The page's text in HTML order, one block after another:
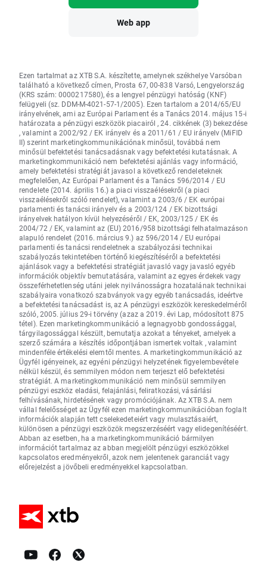
Web app
Ezen tartalmat az XTB S.A. készítette, amelynek székhelye Varsóban
található a következő címen, Prosta 67, 00-838 Varsó, Lengyelország
(KRS szám: 0000217580), és a lengyel pénzügyi hatóság (KNF)
felügyeli (sz. DDM-M-4021-57-1/2005). Ezen tartalom a 2014/65/EU
irányelvének, ami az Európai Parlament és a Tanács 2014. május 15-i
határozata a pénzügyi eszközök piacairól , 24. cikkének (3) bekezdése
, valamint a 2002/92 / EK irányelv és a 2011/61 / EU irányelv (MiFID
II) szerint marketingkommunikációnak minősül, továbbá nem
minősül befektetési tanácsadásnak vagy befektetési kutatásnak. A
marketingkommunikáció nem befektetési ajánlás vagy információ,
amely befektetési stratégiát javasol a következő rendeleteknek
megfelelően, Az Európai Parlament és a Tanács 596/2014 / EU
rendelete (2014. április 16.) a piaci visszaélésekről (a piaci
visszaélésekről szóló rendelet), valamint a 2003/6 / EK európai
parlamenti és tanácsi irányelv és a 2003/124 / EK bizottsági
irányelvek hatályon kívül helyezéséről / EK, 2003/125 / EK és
2004/72 / EK, valamint az (EU) 2016/958 bizottsági felhatalmazáson
alapuló rendelet (2016. március 9.) az 596/2014 / EU európai
parlamenti és tanácsi rendeletnek a szabályozási technikai
szabályozás tekintetében történő kiegészítéséről a befektetési
ajánlások vagy a befektetési stratégiát javasló vagy javasló egyéb
információk objektív bemutatására, valamint az egyes érdekek vagy
összeférhetetlenség utáni jelek nyilvánosságra hozatalának technikai
szabályaira vonatkozó szabványok vagy egyéb tanácsadás, ideértve
a befektetési tanácsadást is, az A pénzügyi eszközök kereskedelméről
szóló, 2005. július 29-i törvény (azaz a 2019. évi Lap, módosított 875
tétel). Ezen marketingkommunikáció a legnagyobb gondossággal,
tárgyilagossággal készült, bemutatja azokat a tényeket, amelyek a
szerző számára a készítés időpontjában ismertek voltak , valamint
mindenféle értékelési elemtől mentes. A marketingkommunikáció az
Ügyfél igényeinek, az egyéni pénzügyi helyzetének figyelembevétele
nélkül készül, és semmilyen módon nem terjeszt elő befektetési
stratégiát. A marketingkommunikáció nem minősül semmilyen
pénzügyi eszköz eladási, felajánlási, feliratkozási, vásárlási
felhívásának, hirdetésének vagy promóciójának. Az XTB S.A. nem
vállal felelősséget az Ügyfél ezen marketingkommunikációban foglalt
információk alapján tett cselekedeteiért vagy mulasztásaiért,
különösen a pénzügyi eszközök megszerzéséért vagy elidegenítéséért.
Abban az esetben, ha a marketingkommunikáció bármilyen
információt tartalmaz az abban megjelölt pénzügyi eszközökkel
kapcsolatos eredményekről, azok nem jelentenek garanciát vagy
előrejelzést a jövőbeli eredményekkel kapcsolatban.